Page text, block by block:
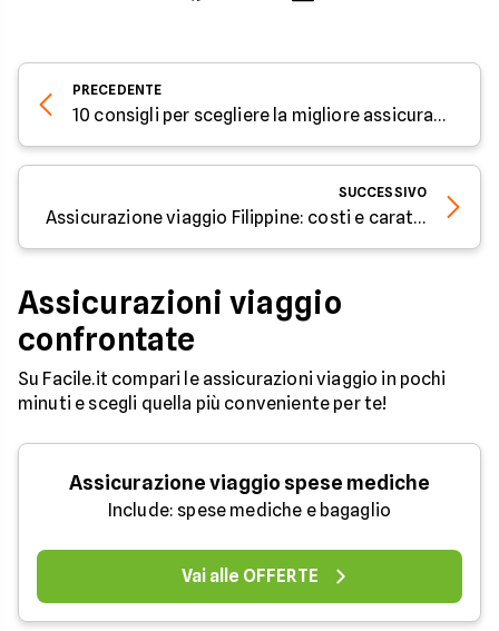
PRECEDENTE
10 consigli per scegliere la migliore assicurazione viaggio
SUCCESSIVO
Assicurazione viaggio Filippine: costi e caratteristiche
Assicurazioni viaggio
confrontate
Su Facile.it compari le assicurazioni viaggio in pochi
minuti e scegli quella più conveniente per te!
Assicurazione viaggio spese mediche
Include: spese mediche e bagaglio
Vai alle OFFERTE